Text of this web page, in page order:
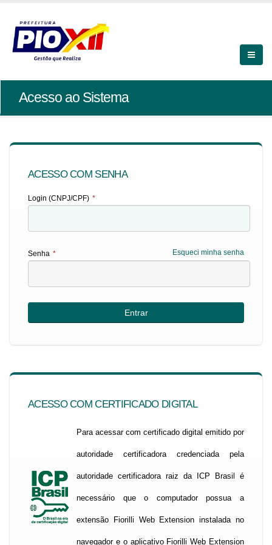
Acesso ao Sistema
ACESSO COM SENHA
Login (CNPJ/CPF) *
Esqueci minha senha
Senha *
ACESSO COM CERTIFICADO DIGITAL
Para acessar com certificado digital emitido por
autoridade certificadora credenciada pela
autoridade certificadora raiz da ICP Brasil é
necessário que o computador possua a
extensão Fiorilli Web Extension instalada no
navegador e o aplicativo Fiorilli Web Extension